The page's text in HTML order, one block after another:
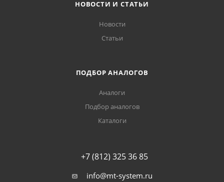
НОВОСТИ И СТАТЬИ
Новости
Статьи
ПОДБОР АНАЛОГОВ
Аналоги
Подбор аналогов
Каталоги
+7 (812) 325 36 85
info@mt-system.ru